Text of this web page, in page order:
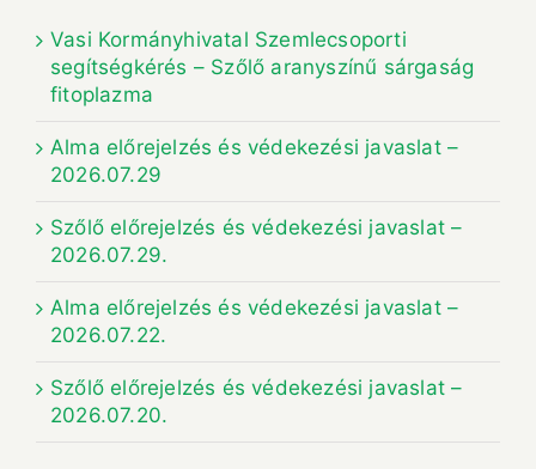
Vasi Kormányhivatal Szemlecsoporti
segítségkérés – Szőlő aranyszínű sárgaság
fitoplazma
Alma előrejelzés és védekezési javaslat –
2026.07.29
Szőlő előrejelzés és védekezési javaslat –
2026.07.29.
Alma előrejelzés és védekezési javaslat –
2026.07.22.
Szőlő előrejelzés és védekezési javaslat –
2026.07.20.